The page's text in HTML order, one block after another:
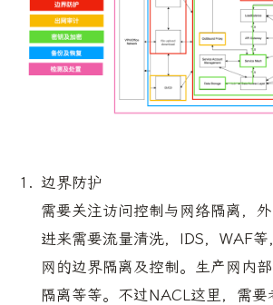
边界防护
需要关注访问控制与网络隔离，
进来需要流量清洗，IDS，WAF
网的边界隔离及控制。生产网内
隔离等等。不过NACL这里，需要